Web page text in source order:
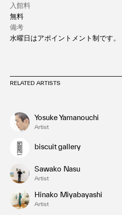
入館料
無料
備考
水曜日はアポイントメント制です。
RELATED ARTISTS
Yosuke Yamanouchi
Artist
biscuit gallery
Sawako Nasu
Artist
Hinako Miyabayashi
Artist